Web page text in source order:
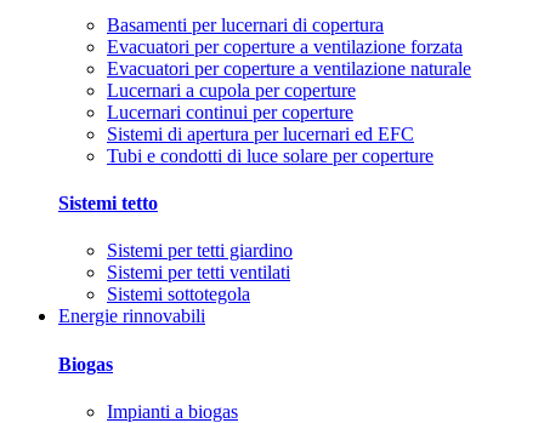
Basamenti per lucernari di copertura
Evacuatori per coperture a ventilazione forzata
Evacuatori per coperture a ventilazione naturale
Lucernari a cupola per coperture
Lucernari continui per coperture
Sistemi di apertura per lucernari ed EFC
Tubi e condotti di luce solare per coperture
Sistemi tetto
Sistemi per tetti giardino
Sistemi per tetti ventilati
Sistemi sottotegola
Energie rinnovabili
Biogas
Impianti a biogas